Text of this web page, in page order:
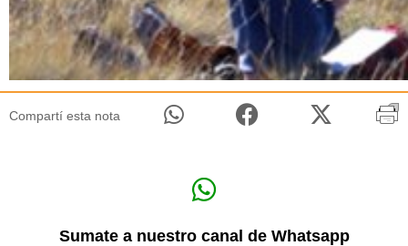
Compartí esta nota
Sumate a nuestro canal de Whatsapp